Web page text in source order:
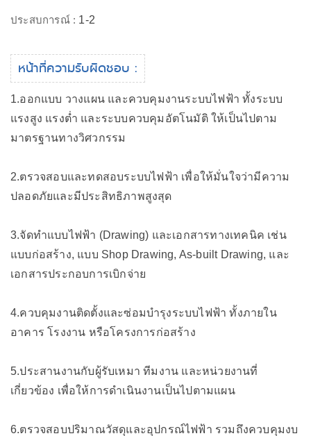
ประสบการณ์ : 1-2
หน้าที่ความรับผิดชอบ :
1.ออกแบบ วางแผน และควบคุมงานระบบไฟฟ้า ทั้งระบบ
แรงสูง แรงต่ำ และระบบควบคุมอัตโนมัติ ให้เป็นไปตาม
มาตรฐานทางวิศวกรรม
2.ตรวจสอบและทดสอบระบบไฟฟ้า เพื่อให้มั่นใจว่ามีความ
ปลอดภัยและมีประสิทธิภาพสูงสุด
3.จัดทำแบบไฟฟ้า (Drawing) และเอกสารทางเทคนิค เช่น
แบบก่อสร้าง, แบบ Shop Drawing, As-built Drawing, และ
เอกสารประกอบการเบิกจ่าย
4.ควบคุมงานติดตั้งและซ่อมบำรุงระบบไฟฟ้า ทั้งภายใน
อาคาร โรงงาน หรือโครงการก่อสร้าง
5.ประสานงานกับผู้รับเหมา ทีมงาน และหน่วยงานที่
เกี่ยวข้อง เพื่อให้การดำเนินงานเป็นไปตามแผน
6.ตรวจสอบปริมาณวัสดุและอุปกรณ์ไฟฟ้า รวมถึงควบคุมงบ